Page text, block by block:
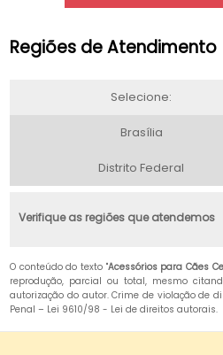
Regiões de Atendimento
Selecione:
Brasília
Distrito Federal
Verifique as regiões que atendemos
O conteúdo do texto "Acessórios para Cães
reprodução, parcial ou total, mesmo
autorização do autor. Crime de violação de
Penal – Lei 9610/98 - Lei de direitos autorais.